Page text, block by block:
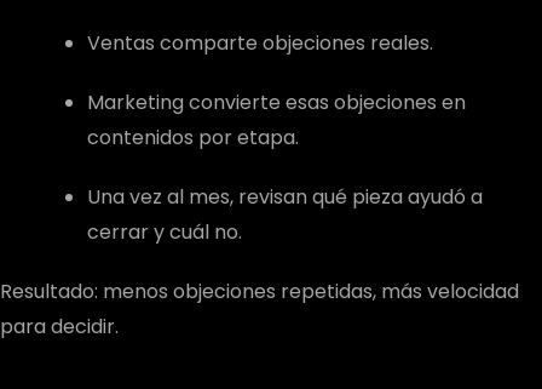
Ventas comparte objeciones reales.
Marketing convierte esas objeciones en
contenidos por etapa.
Una vez al mes, revisan qué pieza ayudó a
cerrar y cuál no.
Resultado: menos objeciones repetidas, más velocidad
para decidir.